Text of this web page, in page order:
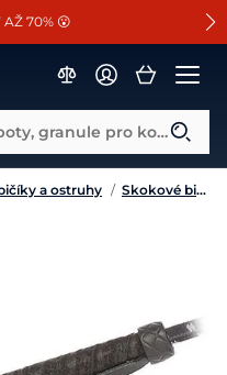
od Cassini!
AŽ 70% 😮
sedlům ZDARMA 🐴
Co hledáte? Např. jezdecké boty, granule pro koně...
a ostruhy / Skokové bičíky